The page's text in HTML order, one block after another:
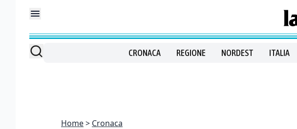
CRONACA REGIONE NORDEST ITALIA
Home Cronaca